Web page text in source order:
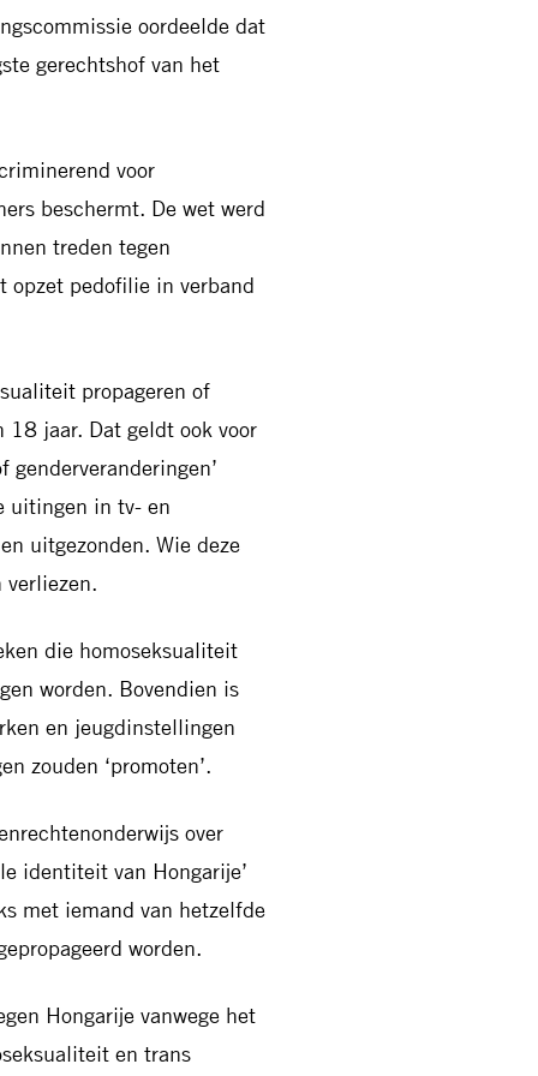
oordeelde dat
gerechtshof van het
voor
beschermt. De wet werd
treden tegen
opzet pedofilie in verband
propageren of
18 jaar. Dat geldt ook voor
uitingen in tv- en
uitgezonden. Wie deze
verliezen.
die homoseksualiteit
worden. Bovendien is
en jeugdinstellingen
zouden ‘promoten’.
over
identiteit van Hongarije’
met iemand van hetzelfde
worden.
Hongarije vanwege het
en trans